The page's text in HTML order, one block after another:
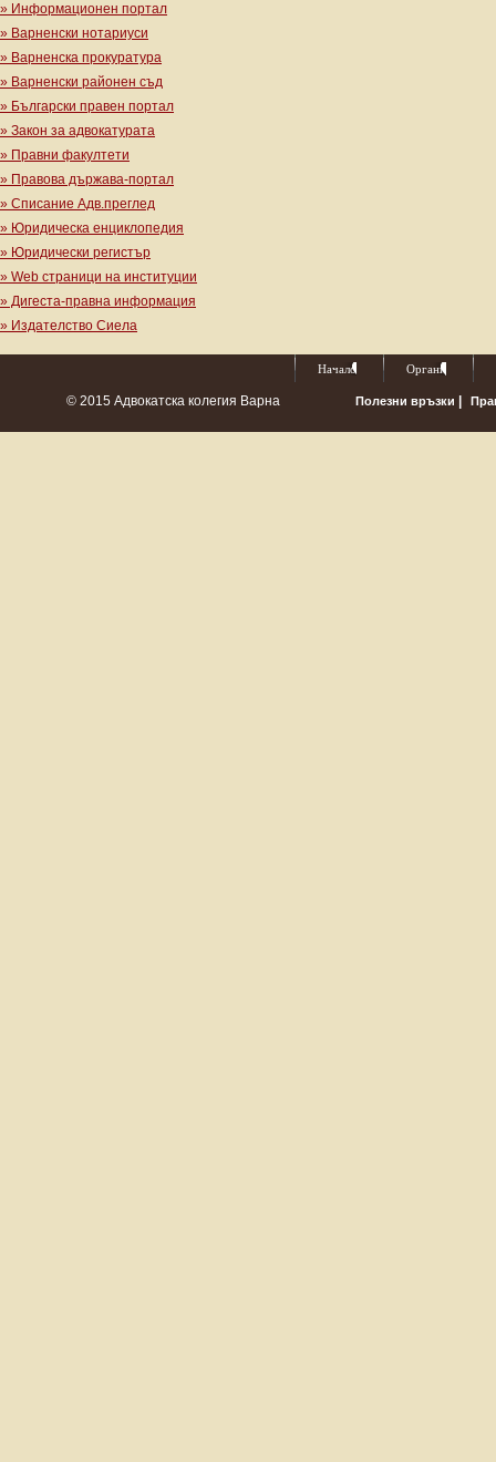
» Информационен портал
» Варненски нотариуси
» Варненска прокуратура
» Варненски районен съд
» Български правен портал
» Закон за адвокатурата
» Правни факултети
» Правова държава-портал
» Списание Адв.преглед
» Юридическа енциклопедия
» Юридически регистър
» Web страници на институции
» Дигеста-правна информация
» Издателство Сиела
Начало Органи
© 2015 Адвокатска колегия Варна Полезни връзки